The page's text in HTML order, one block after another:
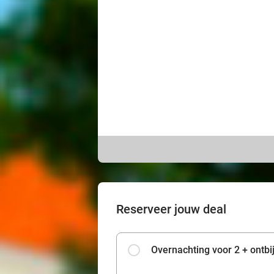
Reserveer jouw deal
Overnachting voor 2 +